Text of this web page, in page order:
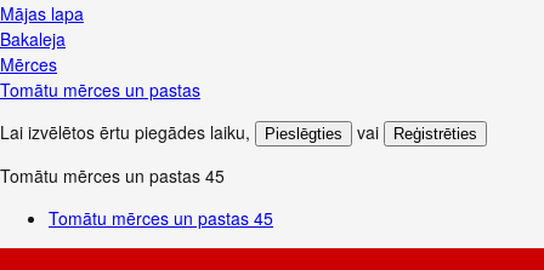
Mājas lapa
Bakaleja
Mērces
Tomātu mērces un pastas
Lai izvēlētos ērtu piegādes laiku, Pieslēgties vai Reģistrēties
Tomātu mērces un pastas 45
Tomātu mērces un pastas 45